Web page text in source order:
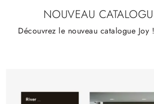
NOUVEAU
Découvrez le nouveau catalogue Joy !